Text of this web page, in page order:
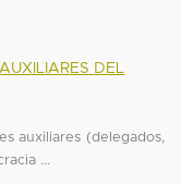
DEL
auxiliares (delegados,
...